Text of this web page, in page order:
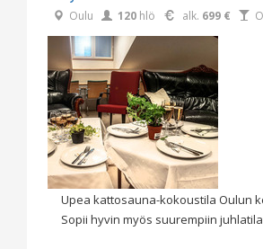
Oulu 120 hlö alk. 699 €
Upea kattosauna-kokoustila Oulun
Sopii hyvin myös suurempiin